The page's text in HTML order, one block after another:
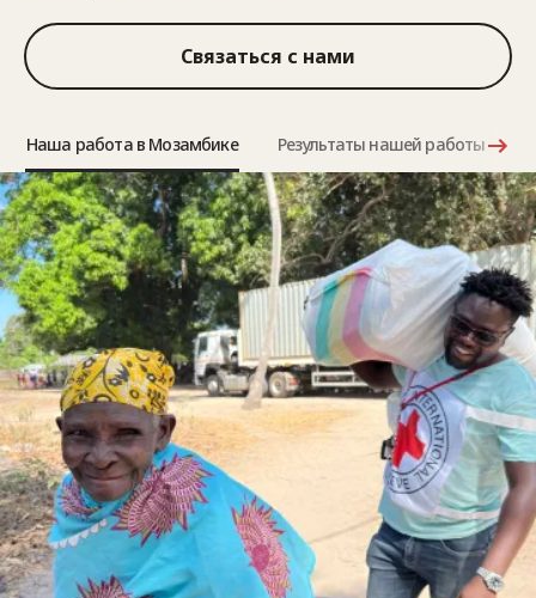
Связаться с нами
Наша работа в Мозамбике Результаты нашей работы